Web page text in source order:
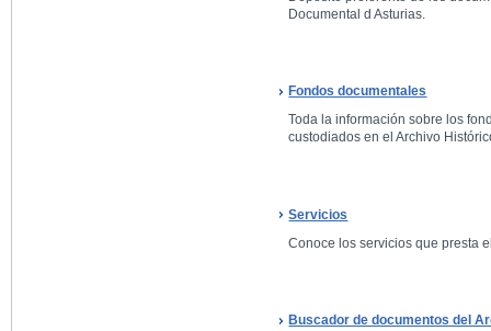
Documental d Asturias.
Fondos documentales
Toda la información sobre los
custodiados en el Archivo
Servicios
Conoce los servicios que presta
Buscador de documentos del